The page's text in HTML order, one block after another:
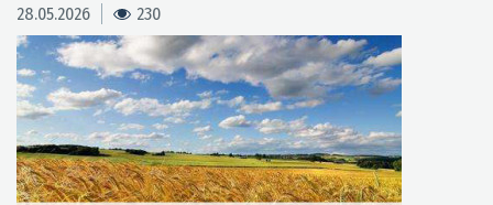
28.05.2026 230